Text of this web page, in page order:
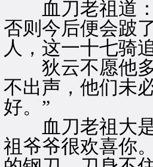
血刀老祖道：“
否则今后便会跛
人，这一十七骑
狄云不愿他多
不出声，他们未
好。”
血刀老祖大是
祖爷爷很欢喜你